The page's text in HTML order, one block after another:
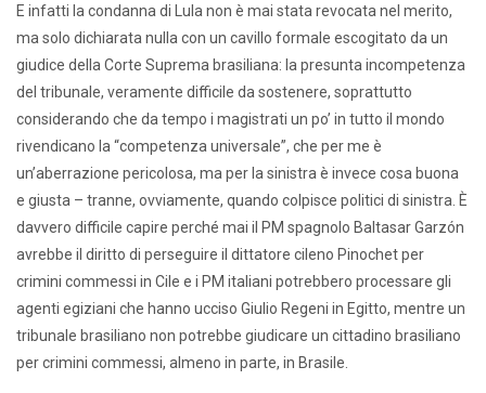
E infatti la condanna di Lula non è mai stata revocata nel merito,
ma solo dichiarata nulla con un cavillo formale escogitato da un
giudice della Corte Suprema brasiliana: la presunta incompetenza
del tribunale, veramente difficile da sostenere, soprattutto
considerando che da tempo i magistrati un po’ in tutto il mondo
rivendicano la “competenza universale”, che per me è
un’aberrazione pericolosa, ma per la sinistra è invece cosa buona
e giusta – tranne, ovviamente, quando colpisce politici di sinistra. È
davvero difficile capire perché mai il PM spagnolo Baltasar Garzón
avrebbe il diritto di perseguire il dittatore cileno Pinochet per
crimini commessi in Cile e i PM italiani potrebbero processare gli
agenti egiziani che hanno ucciso Giulio Regeni in Egitto, mentre un
tribunale brasiliano non potrebbe giudicare un cittadino brasiliano
per crimini commessi, almeno in parte, in Brasile.